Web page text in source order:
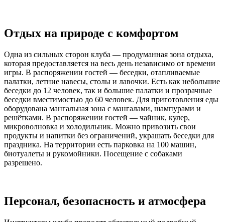
Отдых на природе с комфортом
Одна из сильных сторон клуба — продуманная зона отдыха,
которая предоставляется на весь день независимо от времени
игры. В распоряжении гостей — беседки, отапливаемые
палатки, летние навесы, столы и лавочки. Есть как небольшие
беседки до 12 человек, так и большие палатки и прозрачные
беседки вместимостью до 60 человек. Для приготовления еды
оборудована мангальная зона с мангалами, шампурами и
решётками. В распоряжении гостей — чайник, кулер,
микроволновка и холодильник. Можно привозить свои
продукты и напитки без ограничений, украшать беседки для
праздника. На территории есть парковка на 100 машин,
биотуалеты и рукомойники. Посещение с собаками
разрешено.
Персонал, безопасность и атмосфера